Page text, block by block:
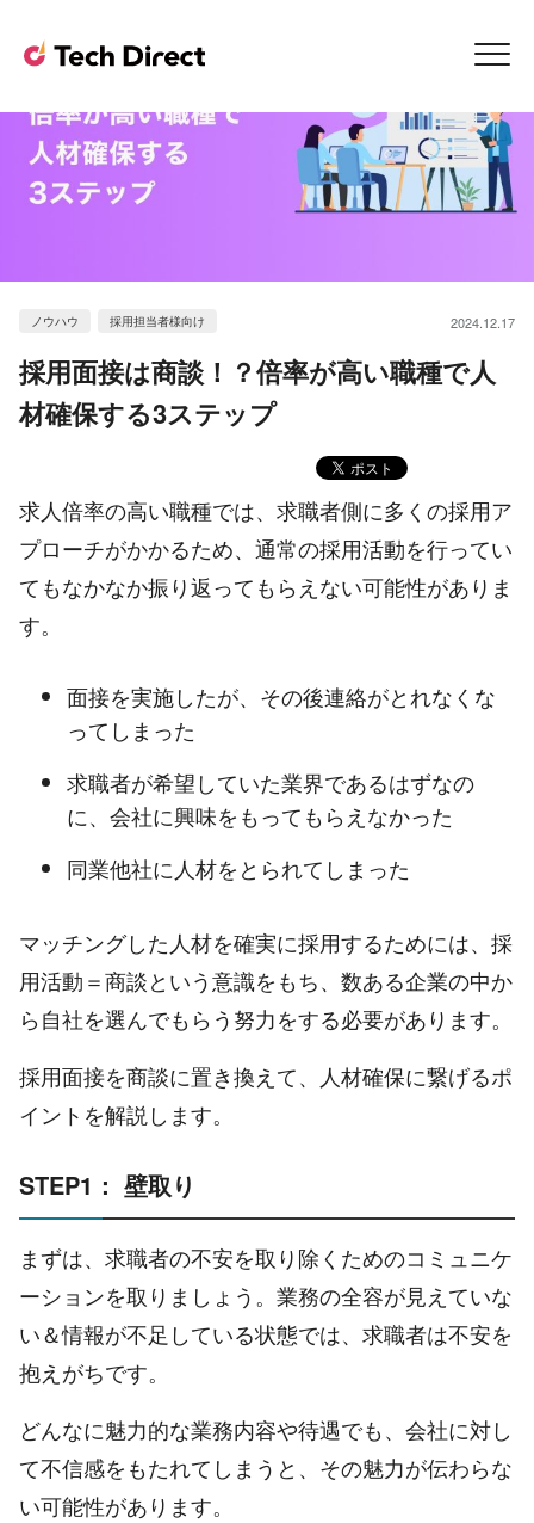
ノウハウ 採用担当者様向け 2024.12.17
採用面接は商談！？倍率が高い職種で人
材確保する3ステップ
求人倍率の高い職種では、求職者側に多くの採用ア
プローチがかかるため、通常の採用活動を行ってい
てもなかなか振り返ってもらえない可能性がありま
す。
面接を実施したが、その後連絡がとれなくな
ってしまった
求職者が希望していた業界であるはずなの
に、会社に興味をもってもらえなかった
同業他社に人材をとられてしまった
マッチングした人材を確実に採用するためには、採
用活動＝商談という意識をもち、数ある企業の中か
ら自社を選んでもらう努力をする必要があります。
採用面接を商談に置き換えて、人材確保に繋げるポ
イントを解説します。
STEP1： 壁取り
まずは、求職者の不安を取り除くためのコミュニケ
ーションを取りましょう。業務の全容が見えていな
い＆情報が不足している状態では、求職者は不安を
抱えがちです。
どんなに魅力的な業務内容や待遇でも、会社に対し
て不信感をもたれてしまうと、その魅力が伝わらな
い可能性があります。